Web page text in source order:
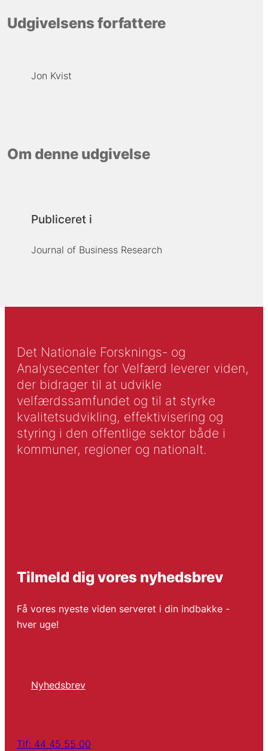
Udgivelsens forfattere
Jon Kvist
Om denne udgivelse
Publiceret i
Journal of Business Research
Det Nationale Forsknings- og
Analysecenter for Velfærd leverer viden,
der bidrager til at udvikle
velfærdssamfundet og til at styrke
kvalitetsudvikling, effektivisering og
styring i den offentlige sektor både i
kommuner, regioner og nationalt.
Tilmeld dig vores nyhedsbrev
Få vores nyeste viden serveret i din indbakke -
hver uge!
Nyhedsbrev
Tlf: 44 45 55 00